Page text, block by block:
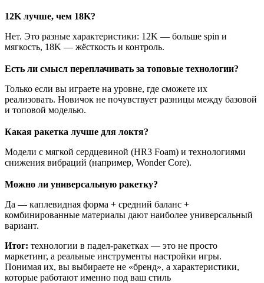
12K лучше, чем 18K?
Нет. Это разные характеристики: 12K — больше spin и
мягкость, 18K — жёсткость и контроль.
Есть ли смысл переплачивать за топовые технологии?
Только если вы играете на уровне, где сможете их
реализовать. Новичок не почувствует разницы между базовой
и топовой моделью.
Какая ракетка лучше для локтя?
Модели с мягкой сердцевиной (HR3 Foam) и технологиями
снижения вибраций (например, Wonder Core).
Можно ли универсальную ракетку?
Да — каплевидная форма + средний баланс +
комбинированные материалы дают наиболее универсальный
вариант.
Итог: технологии в падел-ракетках — это не просто
маркетинг, а реальные инструменты настройки игры.
Понимая их, вы выбираете не «бренд», а характеристики,
которые работают именно под ваш стиль